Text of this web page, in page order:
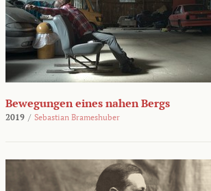
Bewegungen eines nahen Bergs
2019 / Sebastian Brameshuber